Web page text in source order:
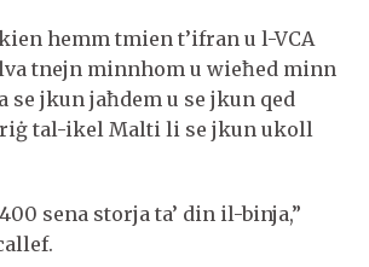
hemm tmien t’ifran u l-VCA
tnejn minnhom u wieħed minn
se jkun jaħdem u se jkun qed
tal-ikel Malti li se jkun ukoll
sena storja ta’ din il-binja,”